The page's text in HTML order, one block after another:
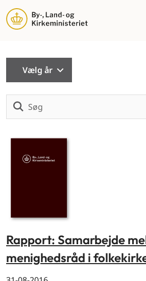
Vælg år
Rapport: Samarbejde
menighedsråd i